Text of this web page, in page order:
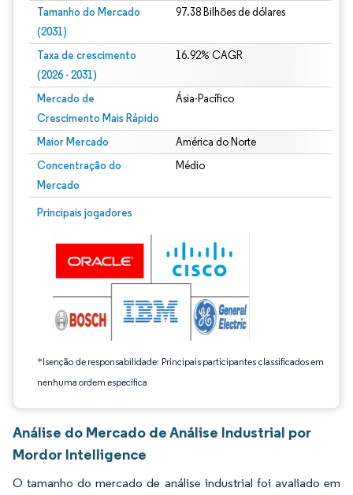
Tamanho do Mercado
(2031)
97.38 Bilhões de dólares
Taxa de crescimento
(2026 - 2031)
16.92% CAGR
Mercado de
Crescimento Mais Rápido
Ásia-Pacífico
Maior Mercado América do Norte
Concentração do
Mercado
Médio
Principais jogadores
*Isenção de responsabilidade: Principais participantes classificados em
nenhuma ordem específica
Imagem © Mordor Intelligence. O reuso requer atribuição conforme CC BY 4.0.
Análise do Mercado de Análise Industrial por
Mordor Intelligence
O tamanho do mercado de análise industrial foi avaliado em